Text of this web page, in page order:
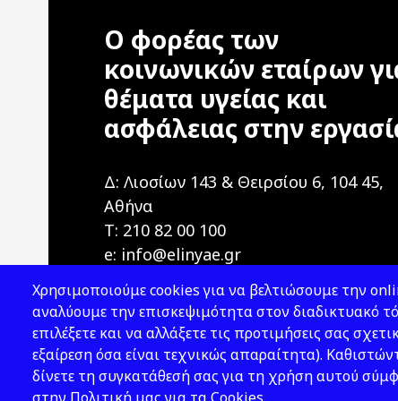
Ο φορέας των
κοινωνικών εταίρων
θέματα υγείας και
ασφάλειας στην
Δ: Λιοσίων 143 & Θειρσίου 6, 104 45,
Αθήνα
T: 210 82 00 100
e: info@elinyae.gr
Χρησιμοποιούμε cookies για να βελτιώσουμε την
αναλύουμε την επισκεψιμότητα στον διαδικτυακό
επιλέξετε και να αλλάξετε τις προτιμήσεις σας
εξαίρεση όσα είναι τεχνικώς απαραίτητα).
δίνετε τη συγκατάθεσή σας για τη χρήση αυτού
2026 © ΕΛ.ΙΝ.Υ.Α.Ε.